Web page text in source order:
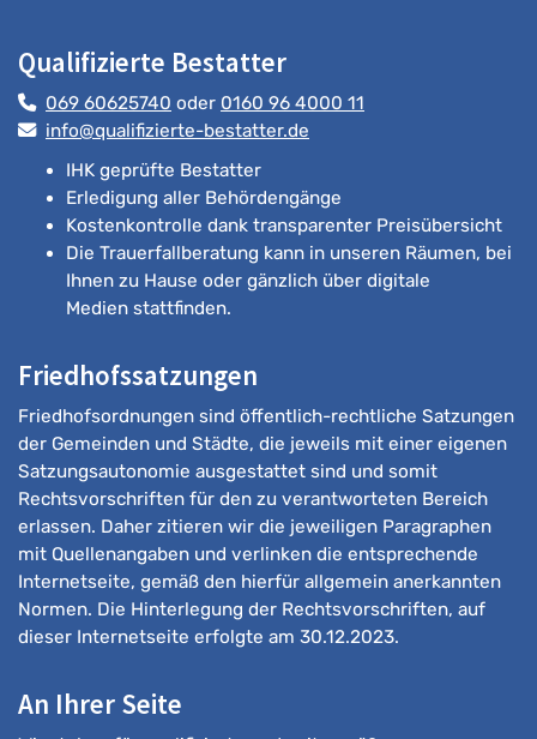
Qualifizierte Bestatter
069 60625740 oder 0160 96 4000 11
info@qualifizierte-bestatter.de
IHK geprüfte Bestatter
Erledigung aller Behördengänge
Kostenkontrolle dank transparenter Preisübersicht
Die Trauerfallberatung kann in unseren Räumen, bei
Ihnen zu Hause oder gänzlich über digitale
Medien stattfinden.
Friedhofssatzungen
Friedhofsordnungen sind öffentlich-rechtliche Satzungen
der Gemeinden und Städte, die jeweils mit einer eigenen
Satzungsautonomie ausgestattet sind und somit
Rechtsvorschriften für den zu verantworteten Bereich
erlassen. Daher zitieren wir die jeweiligen Paragraphen
mit Quellenangaben und verlinken die entsprechende
Internetseite, gemäß den hierfür allgemein anerkannten
Normen. Die Hinterlegung der Rechtsvorschriften, auf
dieser Internetseite erfolgte am 30.12.2023.
An Ihrer Seite